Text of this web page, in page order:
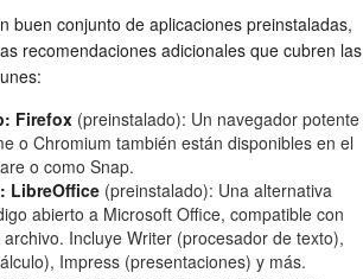
buen conjunto de aplicaciones preinstaladas,
recomendaciones adicionales que cubren las
Firefox (preinstalado): Un navegador potente
o Chromium también están disponibles en el
o como Snap.
LibreOffice (preinstalado): Una alternativa
abierto a Microsoft Office, compatible con
Incluye Writer (procesador de texto),
Impress (presentaciones) y más.